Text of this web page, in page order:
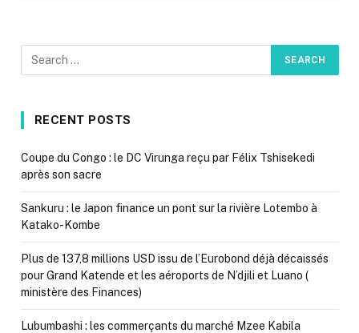
RECENT POSTS
Coupe du Congo : le DC Virunga reçu par Félix Tshisekedi
après son sacre
Sankuru : le Japon finance un pont sur la rivière Lotembo à
Katako-Kombe
Plus de 137,8 millions USD issu de l’Eurobond déjà décaissés
pour Grand Katende et les aéroports de N’djili et Luano (
ministère des Finances)
Lubumbashi : les commerçants du marché Mzee Kabila